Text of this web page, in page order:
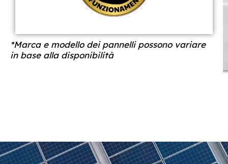
*Marca e modello dei pannelli possono variare
in base alla disponibilità